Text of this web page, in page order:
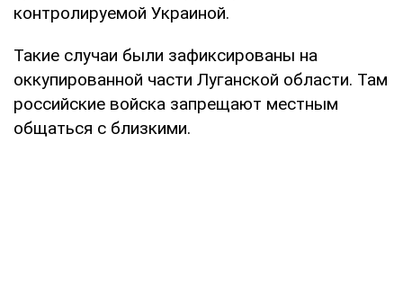
контролируемой Украиной.
Такие случаи были зафиксированы на
оккупированной части Луганской области. Там
российские войска запрещают местным
общаться с близкими.